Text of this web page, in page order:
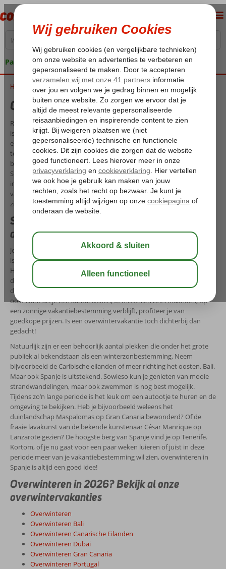
Pakketgarantie
Home Overwinteren in Spanje
Overwinteren in Spanje
Regen, gure wind, sneeuw, kou, voornamelijk alles behalve zon. Dat
is kort samengevat het winterweer in Nederland. De een houdt
ervan, de ander rent er het liefst voor weg. En zover hoef je niet eens
te rennen, want de zon is dichterbij dan je denkt! Spanje staat
bekend als perfecte bestemming om te overwinteren. De zuid-
Spaanse kust geniet nog van een behoorlijk aantal zonuren terwijl je
in Nederland niet eens gek opkijkt als er sneeuwvlokken uit de lucht
vallen. Al bekend met de Canarische Eilanden? Dé plek waar je moet
zijn als je wilt overwinteren in Spanje. Laat de winter maar komen!
Spanje in de winter; de zon is dichterbij dan je
denkt
Je staat er misschien niet bij stil, maar in het zuidelijk gelegen Spanje
is het toch vaak een stuk warmer dan in ons koude kikkerlandje.
Helemaal zo gek niet, maar met die harde windstoten bij ons niet
direct iets waar je aan denkt. Altijd al het liefst 365 dagen per jaar in
de zon willen vertoeven? Dat kan! En nog voor een voordelige prijs
ook. Want als je een aantal weken, of misschien zelfs maanden, op
een zonnige vakantiebestemming verblijft, profiteer je van
goedkope prijzen. Is een overwintervakantie toch dichterbij dan
gedacht!
Natuurlijk zijn er een behoorlijk aantal plekken die onder het grote
publiek al bekendstaan als een winterzonbestemming. Neem
bijvoorbeeld de Caribische eilanden of meer richting het oosten, Bali.
Maar ook Spanje is uitstekend. Sowieso kun je genieten van mooie
strandwandelingen, maar ook zwemmen is nog best mogelijk.
Tijdens zo’n lange periode is het leuk om een autootje te huren en de
omgeving te bekijken. Heb je bijvoorbeeld weleens het
duinlandschap Maspalomas op Gran Canaria bewonderd? Of de
fraaie lavakunst van de bekende kunstenaar César Manrique op
Lanzarote gezien? De hoogste berg van Spanje vind je op Tenerife.
Kortom, of je nu gaat voor een paar weken luieren of juist in deze
periode meer van je vakantiebestemming wil zien, overwinteren in
Spanje is altijd een goed idee!
Overwinteren in 2026? Bekijk al onze
overwintervakanties
Overwinteren
Overwinteren Bali
Overwinteren Canarische Eilanden
Overwinteren Dubai
Overwinteren Gran Canaria
Overwinteren Portugal